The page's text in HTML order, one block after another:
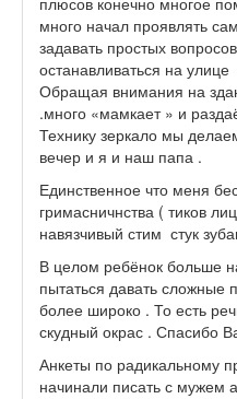
много начал проявлять
задавать простых
останавливаться на
Обращая внимания на
.много «мамкает » и
Технику зеркало мы
вечер и я и наш папа .
Единственное что меня
гримасничнства ( тиков
навязчивый стим стук
В целом ребёнок больше
пытаться давать сложные
более широко . То есть
скудный окрас . Спасибо
Анкеты по
начинали писать с мужем